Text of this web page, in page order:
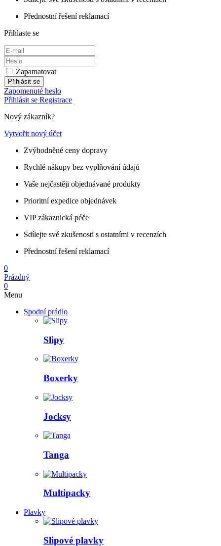
Přednostní řešení reklamací
Přihlaste se
Zapamatovat
Přihlásit se
Zapomenuté heslo
Přihlásit se Registrace
Nový zákazník?
Vytvořit nový účet
Zvýhodněné ceny dopravy
Rychlé nákupy bez vyplňování údajů
Vaše nejčastěji objednávané produkty
Prioritní expedice objednávek
VIP zákaznická péče
Sdílejte své zkušenosti s ostatními v recenzích
Přednostní řešení reklamací
0
Prázdný
0
Menu
Spodní prádlo
Slipy
Boxerky
Jocksy
Tanga
Multipacky
Plavky
Slipové plavky